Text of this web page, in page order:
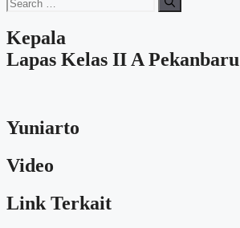
for:
Kepala
Lapas Kelas II A Pekanbaru
Yuniarto
Video
Link Terkait